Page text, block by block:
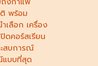
พร้อม
เลือก เครื่อง
ดคอร์สเรียน
สบการณ์
บบที่สุด